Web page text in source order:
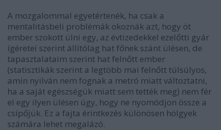
A mozgalommal egyetértenék, ha csak a
mentalitásbeli problémák okoznák azt, hogy öt
ember szokott ülni egy, az évtizedekkel ezelőtti gyár
ígéretei szerint állítólag hat főnek szánt ülésen, de
tapasztalataim szerint hat felnőtt ember
(statisztikák szerint a legtöbb mai felnőtt túlsúlyos,
amin nyilván nem fognak a metró miatt változtatni,
ha a saját egészségük miatt sem tették meg) nem fér
el egy ilyen ülésen úgy, hogy ne nyomódjon össze a
csípőjük. Ez a fajta érintkezés különösen hölgyek
számára lehet megalázó.